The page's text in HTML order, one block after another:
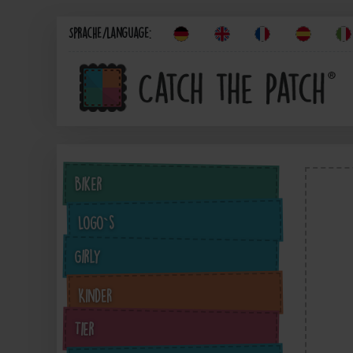
Sprache/Language:
Biker
Logo`s
Girly
Kinder
Tier